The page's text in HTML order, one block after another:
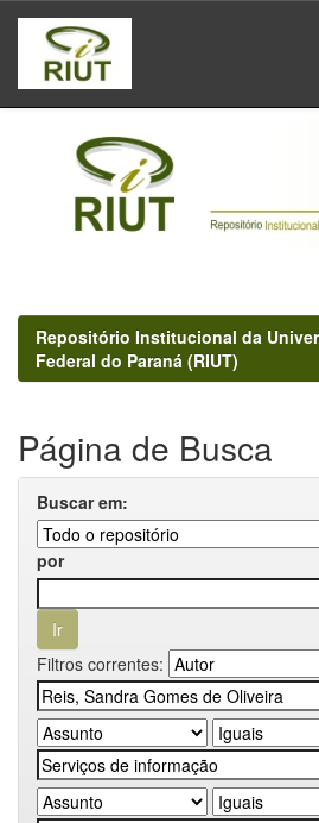
Skip
navigation
Repositório Institucional da
Federal do Paraná (RIUT)
Página de Busca
Buscar em:
por
Filtros correntes: